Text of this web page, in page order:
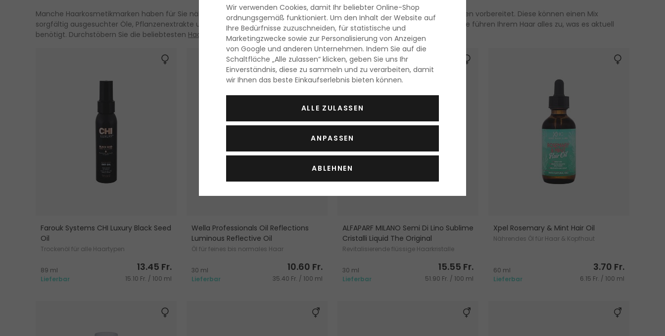
Manche Haarkosmetikmarken haben für Sie nährende Öl-Cocktails zur Haarregenerierung und Pflege der jeweiligen Haartypen vorbereitet. Diese können einen Mix
sorgfältig ausgesuchter Öle, Pflanzenextrakte und anderer Aktivstoffe für eine gezielte Haarpflege beinhalten. Diese Produkte führen Ihrem Haar alles zu, was es aktuell
benötigt. Durchstöbern Sie die beliebtesten Haaröle
Farouk Systems CHI Luxury Black Seed
Oil
Trockenöl für alle Haartypen
89 ml
Lieferbar
13.45 Fr.
15.10 Fr. / 100 ml
Wella Professionals Oil Reflections
Luminous Reflective Oil
Öl für feines bis normales Haar
30 ml
Lieferbar
10.60 Fr.
35.40 Fr. / 100 ml
ALFAPARF MILANO Semi Di Lino Sublime
Cristalli Liquid The Original
Revitalisierende flüssige Haarkristalle
30 ml
Lieferbar
15.55 Fr.
51.90 Fr. / 100 ml
Xpel Rosemary & Mint Hair Oil
Nährendes Öl für Haar & Kopfhaut
60 ml
Lieferbar
3.70 Fr.
6.15 Fr. / 100 ml
Wir verwenden Cookies, damit Ihr beliebter Online-Shop
ordnungsgemäß funktioniert. Um den Inhalt der Website auf
Ihre Bedürfnisse zuzuschneiden, für statistische und
Marketingzwecke sowie zur Personalisierung von Anzeigen
von Google und anderen Unternehmen. Indem Sie auf die
Schaltfläche „Alle zulassen“ klicken, geben Sie uns Ihr
Einverständnis, diese zu sammeln und zu verarbeiten, damit
wir Ihnen das beste Einkaufserlebnis bieten können.
ALLE ZULASSEN
ANPASSEN
ABLEHNEN